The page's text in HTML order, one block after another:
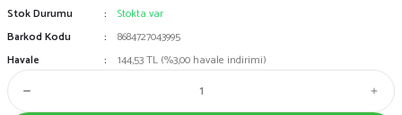
Stok Durumu
Stokta var
Barkod Kodu
8684727043995
Havale
144,53 TL (%3,00 havale indirimi)